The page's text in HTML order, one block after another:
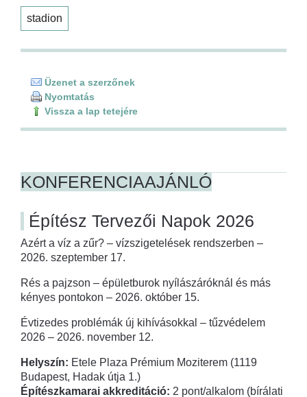
stadion
Üzenet a szerzőnek
Nyomtatás
Vissza a lap tetejére
KONFERENCIAAJÁNLÓ
Építész Tervezői Napok 2026
Azért a víz a zűr? – vízszigetelések rendszerben –
2026. szeptember 17.
Rés a pajzson – épületburok nyílászáróknál és más
kényes pontokon – 2026. október 15.
Évtizedes problémák új kihívásokkal – tűzvédelem
2026 – 2026. november 12.
Helyszín: Etele Plaza Prémium Moziterem (1119
Budapest, Hadak útja 1.)
Építészkamarai akkreditáció: 2 pont/alkalom (bírálati